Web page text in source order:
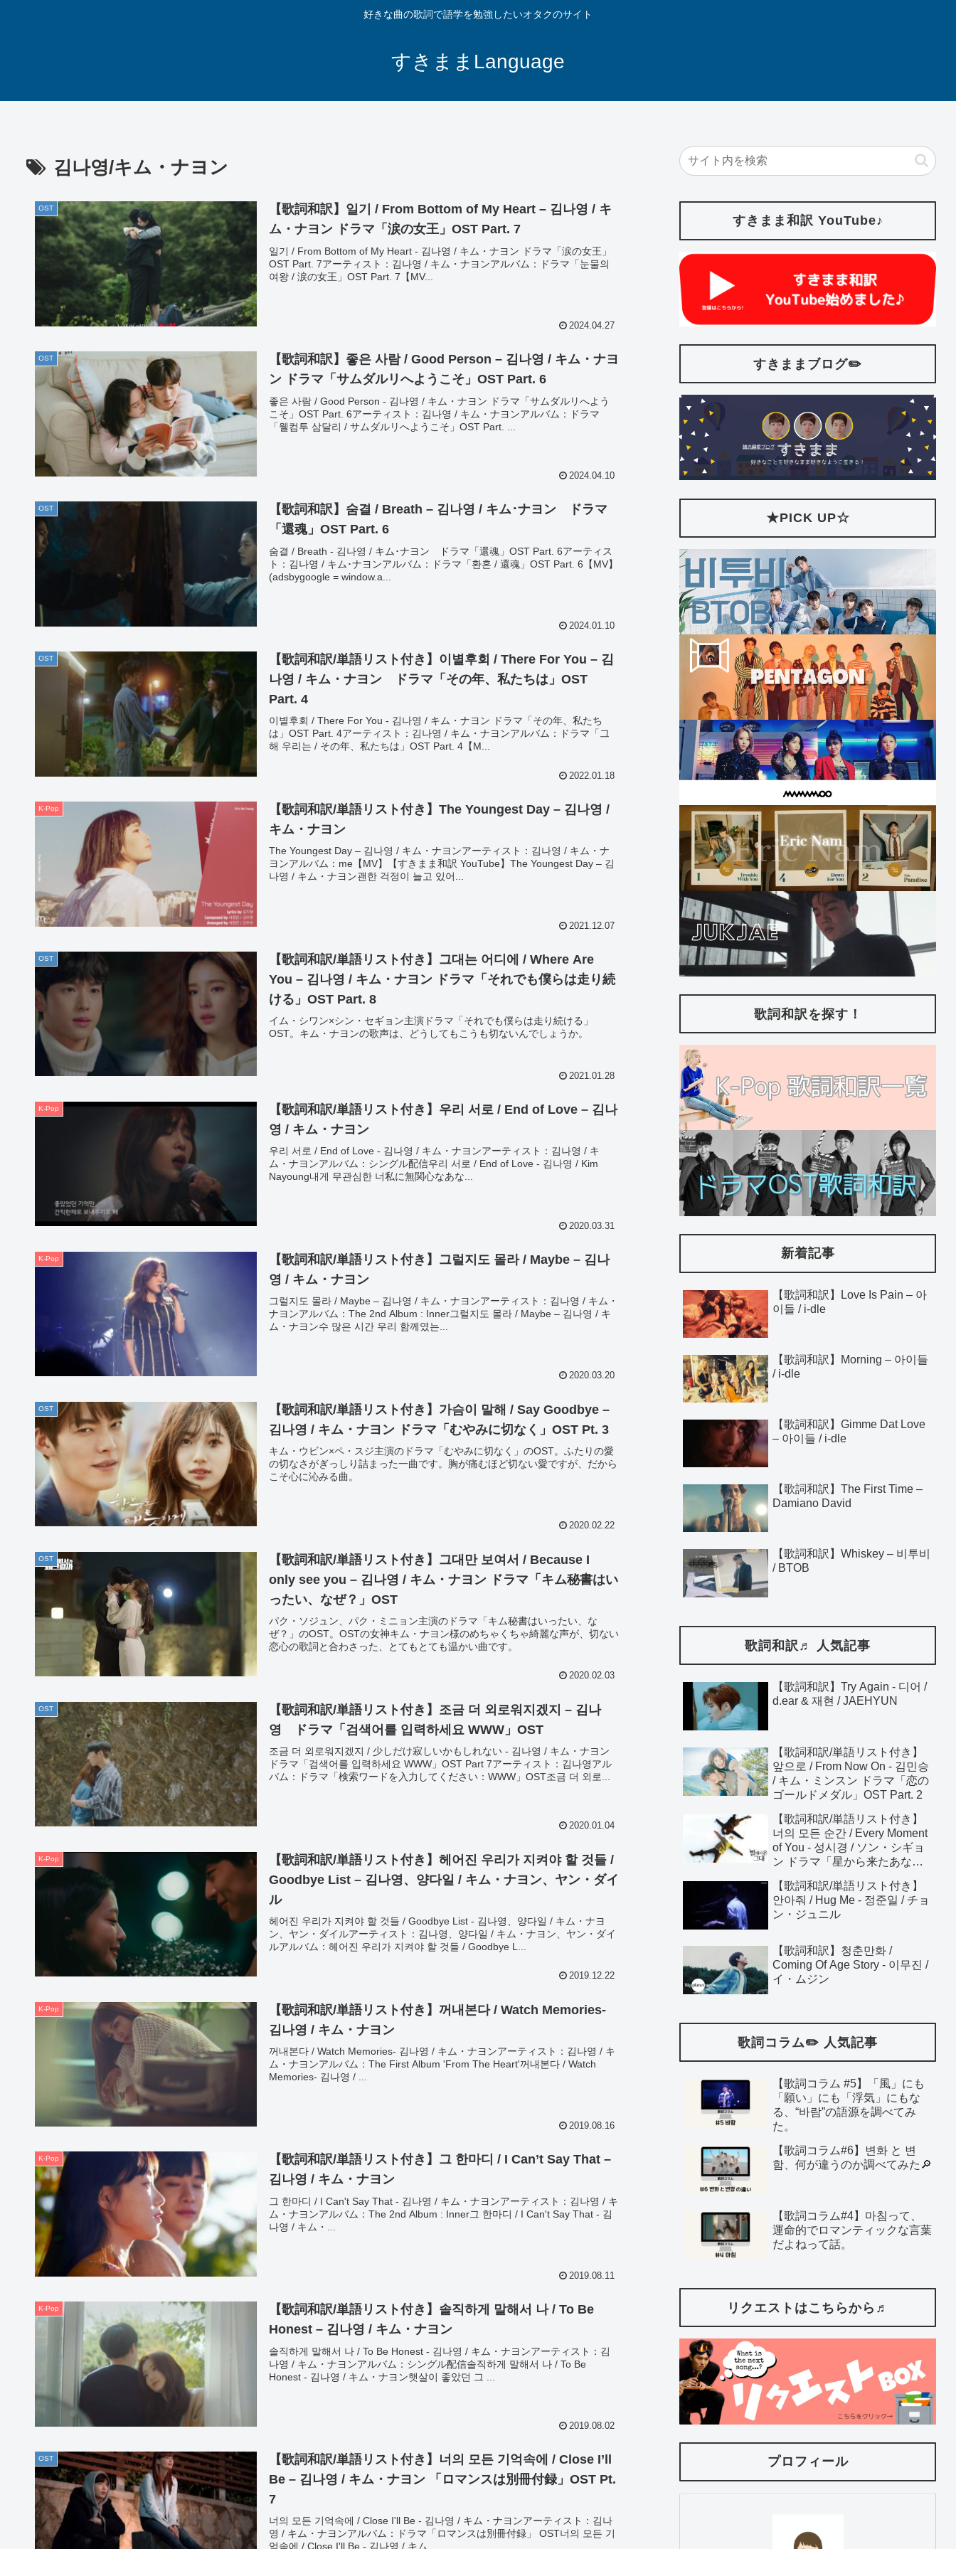
好きな曲の歌詞で語学を勉強したいオタクのサイト
すきままLanguage
김나영/キム・ナヨン
OST
【歌詞和訳】일기 / From Bottom of My Heart – 김나영 / キ
ム・ナヨン ドラマ「涙の女王」OST Part. 7
일기 / From Bottom of My Heart - 김나영 / キム・ナヨン ドラマ「涙の女王」
OST Part. 7アーティスト：김나영 / キム・ナヨンアルバム：ドラマ「눈물의
여왕 / 涙の女王」OST Part. 7【MV...
2024.04.27
OST
【歌詞和訳】좋은 사람 / Good Person – 김나영 / キム・ナヨ
ン ドラマ「サムダルリへようこそ」OST Part. 6
좋은 사람 / Good Person - 김나영 / キム・ナヨン ドラマ「サムダルリへよう
こそ」OST Part. 6アーティスト：김나영 / キム・ナヨンアルバム：ドラマ
「웰컴투 삼달리 / サムダルリへようこそ」OST Part. ...
2024.04.10
OST
【歌詞和訳】숨결 / Breath – 김나영 / キム･ナヨン ドラマ
「還魂」OST Part. 6
숨결 / Breath - 김나영 / キム･ナヨン ドラマ「還魂」OST Part. 6アーティス
ト：김나영 / キム･ナヨンアルバム：ドラマ「환혼 / 還魂」OST Part. 6【MV】
(adsbygoogle = window.a...
2024.01.10
OST
【歌詞和訳/単語リスト付き】이별후회 / There For You – 김
나영 / キム・ナヨン ドラマ「その年、私たちは」OST
Part. 4
이별후회 / There For You - 김나영 / キム・ナヨン ドラマ「その年、私たち
は」OST Part. 4アーティスト：김나영 / キム・ナヨンアルバム：ドラマ「그
해 우리는 / その年、私たちは」OST Part. 4【M...
2022.01.18
K-Pop
【歌詞和訳/単語リスト付き】The Youngest Day – 김나영 /
キム・ナヨン
The Youngest Day – 김나영 / キム・ナヨンアーティスト：김나영 / キム・ナ
ヨンアルバム：me【MV】【すきまま和訳 YouTube】The Youngest Day – 김
나영 / キム・ナヨン괜한 걱정이 늘고 있어...
2021.12.07
OST
【歌詞和訳/単語リスト付き】그대는 어디에 / Where Are
You – 김나영 / キム・ナヨン ドラマ「それでも僕らは走り続
ける」OST Part. 8
イム・シワン×シン・セギョン主演ドラマ「それでも僕らは走り続ける」
OST。キム・ナヨンの歌声は、どうしてもこうも切ないんでしょうか。
2021.01.28
K-Pop
【歌詞和訳/単語リスト付き】우리 서로 / End of Love – 김나
영 / キム・ナヨン
우리 서로 / End of Love - 김나영 / キム・ナヨンアーティスト：김나영 / キ
ム・ナヨンアルバム：シングル配信우리 서로 / End of Love - 김나영 / Kim
Nayoung내게 무관심한 너私に無関心なあな...
2020.03.31
K-Pop
【歌詞和訳/単語リスト付き】그럴지도 몰라 / Maybe – 김나
영 / キム・ナヨン
그럴지도 몰라 / Maybe – 김나영 / キム・ナヨンアーティスト：김나영 / キム・
ナヨンアルバム：The 2nd Album : Inner그럴지도 몰라 / Maybe – 김나영 / キ
ム・ナヨン수 많은 시간 우리 함께였는...
2020.03.20
OST
【歌詞和訳/単語リスト付き】가슴이 말해 / Say Goodbye –
김나영 / キム・ナヨン ドラマ「むやみに切なく」OST Pt. 3
キム・ウビン×ペ・スジ主演のドラマ「むやみに切なく」のOST。ふたりの愛
の切なさがぎっしり詰まった一曲です。胸が痛むほど切ない愛ですが、だから
こそ心に沁みる曲。
2020.02.22
OST
【歌詞和訳/単語リスト付き】그대만 보여서 / Because I
only see you – 김나영 / キム・ナヨン ドラマ「キム秘書はい
ったい、なぜ？」OST
パク・ソジュン、パク・ミニョン主演のドラマ「キム秘書はいったい、な
ぜ？」のOST。OSTの女神キム・ナヨン様のめちゃくちゃ綺麗な声が、切ない
恋心の歌詞と合わさった、とてもとても温かい曲です。
2020.02.03
OST
【歌詞和訳/単語リスト付き】조금 더 외로워지겠지 – 김나
영 ドラマ「검색어를 입력하세요 WWW」OST
조금 더 외로워지겠지 / 少しだけ寂しいかもしれない - 김나영 / キム・ナヨン
ドラマ「검색어를 입력하세요 WWW」OST Part 7アーティスト：김나영アル
バム：ドラマ「検索ワードを入力してください：WWW」OST조금 더 외로...
2020.01.04
K-Pop
【歌詞和訳/単語リスト付き】헤어진 우리가 지켜야 할 것들 /
Goodbye List – 김나영、양다일 / キム・ナヨン、ヤン・ダイ
ル
헤어진 우리가 지켜야 할 것들 / Goodbye List - 김나영、양다일 / キム・ナヨ
ン、ヤン・ダイルアーティスト：김나영、양다일 / キム・ナヨン、ヤン・ダイ
ルアルバム：헤어진 우리가 지켜야 할 것들 / Goodbye L...
2019.12.22
K-Pop
【歌詞和訳/単語リスト付き】꺼내본다 / Watch Memories-
김나영 / キム・ナヨン
꺼내본다 / Watch Memories- 김나영 / キム・ナヨンアーティスト：김나영 / キ
ム・ナヨンアルバム：The First Album 'From The Heart'꺼내본다 / Watch
Memories- 김나영 / ...
2019.08.16
K-Pop
【歌詞和訳/単語リスト付き】그 한마디 / I Can’t Say That –
김나영 / キム・ナヨン
그 한마디 / I Can't Say That - 김나영 / キム・ナヨンアーティスト：김나영 / キ
ム・ナヨンアルバム：The 2nd Album : Inner그 한마디 / I Can't Say That - 김
나영 / キム・...
2019.08.11
K-Pop
【歌詞和訳/単語リスト付き】솔직하게 말해서 나 / To Be
Honest – 김나영 / キム・ナヨン
솔직하게 말해서 나 / To Be Honest - 김나영 / キム・ナヨンアーティスト：김
나영 / キム・ナヨンアルバム：シングル配信솔직하게 말해서 나 / To Be
Honest - 김나영 / キム・ナヨン햇살이 좋았던 그 ...
2019.08.02
OST
【歌詞和訳/単語リスト付き】너의 모든 기억속에 / Close I’ll
Be – 김나영 / キム・ナヨン 「ロマンスは別冊付録」OST Pt.
7
너의 모든 기억속에 / Close I'll Be - 김나영 / キム・ナヨンアーティスト：김나
영 / キム・ナヨンアルバム：ドラマ「ロマンスは別冊付録」 OST너의 모든 기
억속에 / Close I'll Be - 김나영 / キム...
すきまま和訳 YouTube♪
すきままブログ✏️
★PICK UP☆
歌詞和訳を探す！
新着記事
【歌詞和訳】Love Is Pain – 아
이들 / i-dle
【歌詞和訳】Morning – 아이들
/ i-dle
【歌詞和訳】Gimme Dat Love
– 아이들 / i-dle
【歌詞和訳】The First Time –
Damiano David
【歌詞和訳】Whiskey – 비투비
/ BTOB
歌詞和訳♬ 人気記事
【歌詞和訳】Try Again - 디어 /
d.ear & 재현 / JAEHYUN
【歌詞和訳/単語リスト付き】
앞으로 / From Now On - 김민승
/ キム・ミンスン ドラマ「恋の
ゴールドメダル」OST Part. 2
【歌詞和訳/単語リスト付き】
너의 모든 순간 / Every Moment
of You - 성시경 / ソン・シギョ
ン ドラマ「星から来たあな
【歌詞和訳/単語リスト付き】
안아줘 / Hug Me - 정준일 / チョ
ン・ジュニル
【歌詞和訳】청춘만화 /
Coming Of Age Story - 이무진 /
イ・ムジン
歌詞コラム✏️ 人気記事
【歌詞コラム #5】「風」にも
「願い」にも「浮気」にもな
る、“바람”の語源を調べてみ
た。
【歌詞コラム#6】변화 と 변
함、何が違うのか調べてみた🔎
【歌詞コラム#4】마침って、
運命的でロマンティックな言葉
だよねって話。
リクエストはこちらから♬
プロフィール